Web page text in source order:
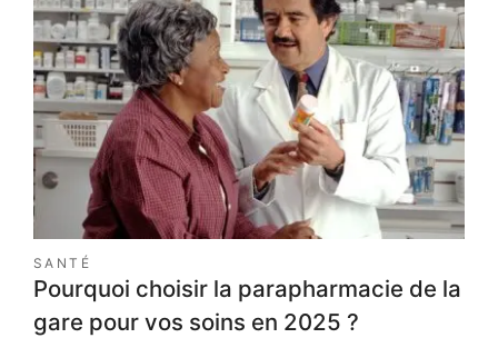
stratégies
efficaces
pour
s’en
prémunir
SANTÉ
Pourquoi choisir la parapharmacie de la
gare pour vos soins en 2025 ?